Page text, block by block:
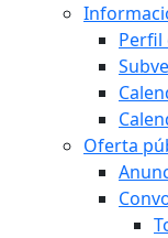
Oferta